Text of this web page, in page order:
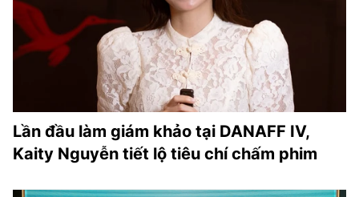
Lần đầu làm giám khảo tại DANAFF IV,
Kaity Nguyễn tiết lộ tiêu chí chấm phim